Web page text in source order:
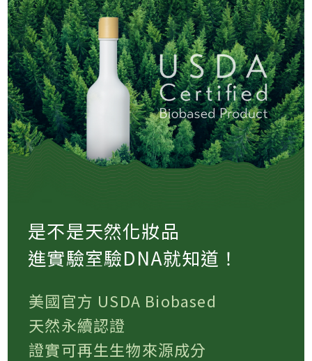
是不是天然化妝品
進實驗室驗DNA就知道！
美國官方 USDA Biobased
天然永續認證
證實可再生生物來源成分